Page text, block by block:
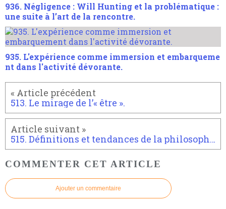
936. Négligence : Will Hunting et la problématique :
une suite à l’art de la rencontre.
935. L'expérience comme immersion et embarqueme
nt dans l'activité dévorante.
513. Le mirage de l’« être ».
515. Définitions et tendances de la philosophie.
COMMENTER CET ARTICLE
Ajouter un commentaire